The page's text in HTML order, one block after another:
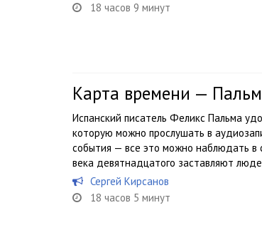
18 часов 9 минут
Карта времени —
Испанский писатель Феликс Пальма
которую можно прослушать в
события — все это можно наблюдать
века девятнадцатого заставляют
Сергей Кирсанов
18 часов 5 минут